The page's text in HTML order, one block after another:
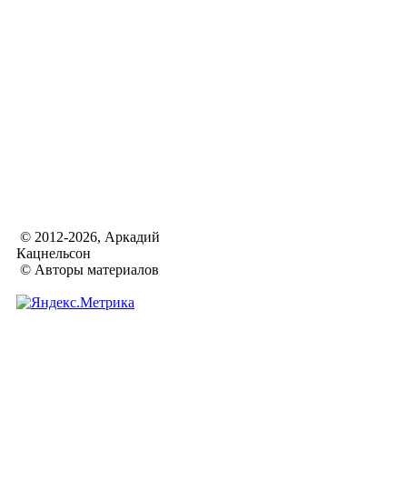
© 2012-2026, Аркадий
Кацнельсон
© Авторы материалов